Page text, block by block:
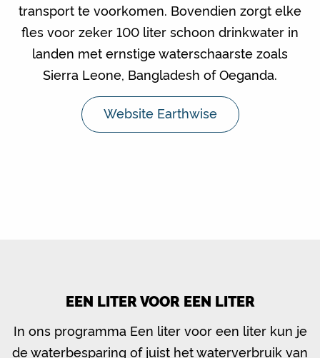
transport te voorkomen. Bovendien zorgt elke
fles voor zeker 100 liter schoon drinkwater in
landen met ernstige waterschaarste zoals
Sierra Leone, Bangladesh of Oeganda.
Website Earthwise
EEN LITER VOOR EEN LITER
In ons programma Een liter voor een liter kun je
de waterbesparing of juist het waterverbruik van